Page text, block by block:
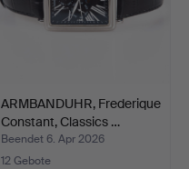
ARMBANDUHR, Frederique
Constant, Classics …
Beendet 6. Apr 2026
12 Gebote